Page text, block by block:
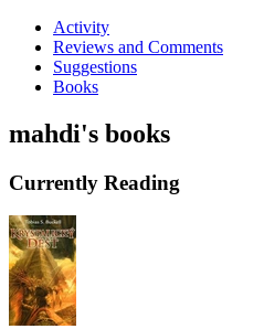
Activity
Reviews and Comments
Suggestions
Books
mahdi's books
Currently Reading